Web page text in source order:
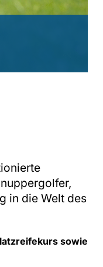
in die Welt des
sowie